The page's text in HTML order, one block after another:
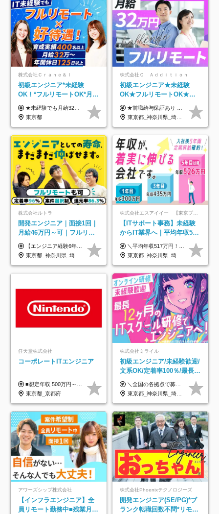
株式会社Ｃｒａｎｅ＆Ｉ
初級エンジニア*未経験
OK！*フルリモートOK*月給
32万～*残業月9.8h*1ヶ月の
研修*資格取得率100％
★未経験でも月給32万円スタート★ 月収32万円～35万円＋各種手当（資格手当だけで毎月15万の上乗せ実績あり！） ★資格手当豊富！1資格につき最大3万円支給 ★功績手当の導入で、毎月のお給与に上乗せで最大10万円支給している社員も！ ★1回の昇級で年収数十万UPも可 ★ゆくゆくは年収1000万以上も目指せる 年俸384万円～1,162万8,000円（12分割） ※経験・スキルを考慮の上決定します ※上記金額には固定残業代（月30h分・60,800円～66,500円）を含みます ※超過分は別途全額支給します ※試用期間2ヶ月間あり（その他待遇に差異はありません）
東京都
株式会社Ｃ Ａｄｄｉｔｉｏｎ
初級エンジニア★未経験
OK★フルリモートOK★月
給32万円～★残業月10h＆
年休120日以上★副業可
★前職給与保証あり ★月給32万円以上＋インセンティブあり 月給32万円以上＋インセンティブ＋各種手当 ※上記には固定残業代（月30時間・44,400円～）を含みます ※超過分は別途支給します ※試用期間はございません ★＼成果＝あなたの収入／★ 【1】案件単価ー8万円＝あなたの給与 参画したプロジェクトの案件単価から 一律8万円引いた金額があなたの給与です！ （月給例） ■1人称での構築・小規模な詳細設計 案件単価55万円ー8万円＝月給47万円（還元率85.5%） ■大型案件の設計・構築やプロジェクト管理 案件単価90万円ー8万円＝月給82万円（還元率91.1%） ‥‥‥‥‥‥‥‥‥‥‥‥‥‥‥‥‥‥ 【2】月給の他にも豊富なインセンティブあり 全員が月3～13万円のインセンティブをゲットしています！ ≪インセンティブ制度≫ 稼働している現場で増員・交代が発生し、 当社の人員を配属が決定した際に支給。 ◇C Addition正社員が参画 ：実粗利の10%／毎月 ◇協力会社所属の社員が参画：実粗利の30%／毎月 ≪リファラル制度≫ あなたの知り合いが当社のメンバーになった際に、 毎月1人あたり2万円支給します◎ ‥‥‥‥‥‥‥‥‥‥‥‥‥‥‥‥‥‥
東京都_神奈川県_埼玉県_千葉県_大阪府_愛知県_北海道_青森県_岩手県_宮城県_秋田県_山形県_福島県_茨城県_栃木県_群馬県_新潟県_山梨県_長野県_富山県_石川県_福井県_静岡県_岐阜県_三重県_兵庫県_京都府_滋賀県_奈良県_和歌山県_広島県_岡山県_鳥取県_島根県_山口県_徳島県_香川県_愛媛県_高知県_福岡県_熊本県_佐賀県_長崎県_大分県_宮崎県_鹿児島県_沖縄県
株式会社ルトラ
開発エンジニア｜面接1回｜
月給46万円～可｜フルリモ
ートも可｜案件選択制｜定
着率96％以上｜副業OK｜住
宅手当
【エンジニア経験6年以上の方】 月給46万円～100万円（固定残業代含む） ※上記月給には月30時間分の固定残業代（月8万7,400円～月19万円）を含む。超過分は全額支給。 【エンジニア経験4年以上の方】 月給42万円～100万円（固定残業代含む） ※上記月給には月30時間分の固定残業代（月7万9,800円～月19万円）を含む。超過分は全額支給。 【エンジニア経験4年未満の方】 月給38万円～100万円（固定残業代含む） ※上記月給には月30時間分の固定残業代（月7万2,200円～月19万円）を含む。超過分は全額支給。 ※経験、スキル、前職給与などを踏まえて決定。 ◆ルトラの給与制度のポイント！◆ ・社員の95%が入社時に年収UP！最高で300万円UPの実績も ・平均還元率86.3%（交通費・住宅手当・会社負担分の社保も含む） ・人柄やポテンシャルを評価し、スキル以上の希望年収を提示することも ・退職金制度やリファラル手当（平均50万円）あり
東京都_神奈川県_埼玉県_千葉県_大阪府_愛知県_北海道_青森県_岩手県_宮城県_秋田県_山形県_福島県_茨城県_栃木県_群馬県_新潟県_山梨県_長野県_富山県_石川県_福井県_静岡県_岐阜県_三重県_兵庫県_京都府_滋賀県_奈良県_和歌山県_広島県_岡山県_鳥取県_島根県_山口県_徳島県_香川県_愛媛県_高知県_福岡県_熊本県_佐賀県_長崎県_大分県_宮崎県_鹿児島県_沖縄県
株式会社エスアイイー 【東京プロマーケット上場】
【ITサポート事務】未経験
からIT業界へ｜平均年収517
万円｜ホワイト企業認定｜
年休134日｜リモートOK
＼平均年収517万円！入社5年目まで毎年必ず昇給／ ■賞与年3回 ■年収800万円以上も可 ■入社3年以上の平均年収469.2万円 月給23万2000円以上＋賞与年3回＋各種手当 ☆入社5年目まで最大1万5000円の定期昇給を確約 ┃各種手当充実 ・規定の資格を取得すれば、2000円～5万円を毎月支給（2万4000円～60万円／年） ・研修中に取得した取得率95％の資格でも研修後の給料UP ※月給は年齢・経験・能力を考慮して、優遇いたします ※上記月給金額は固定残業代（20時間/3万1300円円以上）を含み、超過分は別途支給いたします ※試用期間（6ヶ月）は月給に変動はありますが、その他待遇に差異はありません ├入社後1ヶ月～3ヶ月間は、月給20万1900円となります └上記金額は固定残業代（10時間／1万6000円）を含み、超過分は別途支給いたします
東京都_神奈川県_埼玉県_千葉県_大阪府_愛知県_北海道_青森県_岩手県_宮城県_秋田県_山形県_福島県_茨城県_栃木県_群馬県_新潟県_山梨県_長野県_富山県_石川県_福井県_静岡県_岐阜県_三重県_兵庫県_京都府_滋賀県_奈良県_和歌山県_広島県_岡山県_鳥取県_島根県_山口県_徳島県_香川県_愛媛県_高知県_福岡県_熊本県_佐賀県_長崎県_大分県_宮崎県_鹿児島県_沖縄県
任天堂株式会社
コーポレートITエンジニア
■想定年収 500万円～900万円 月給制 月給278,000円～ ※残業が発生した場合、残業代を別途全額支給します ※試用期間2ヶ月あり(待遇や給与に差異はありません)
東京都_京都府
株式会社ミライル
初級エンジニア/未経験歓迎/
文系OK/定着率100％/最長1
年の自社ITスクール研修あ
り/年休130日
＼全国の各拠点で募集中！／ 給与は以下の通り、勤務地により異なります。 札幌：月給23万円～27万円 仙台：月給22万円～26万円 新潟：月給22万円～26万円 東京：月給26万円～30万円 大阪：月給24万円～29万円 福岡：月給23.5万円～27万円 沖縄：月給21万円～26万円 ◎給与は知識や経験を考慮して決定します。 ◎残業は別途全額支給します。 ◎試用期間12カ月あり（給与は以下の通りです。その他条件に変更はありません） （試用期間の給与） 札幌：月給18.6万円～ 仙台：月給19万円～ 新潟：月給18万円～ 東京：月給22万円～ 大阪：月給20.8万円～ 福岡：月給19万円～ 沖縄：月給18万円～
東京都_神奈川県_埼玉県_千葉県_大阪府_愛知県_北海道_青森県_岩手県_宮城県_秋田県_山形県_福島県_茨城県_栃木県_群馬県_新潟県_山梨県_長野県_富山県_石川県_福井県_静岡県_岐阜県_三重県_兵庫県_京都府_滋賀県_奈良県_和歌山県_広島県_岡山県_鳥取県_島根県_山口県_徳島県_香川県_愛媛県_高知県_福岡県_熊本県_佐賀県_長崎県_大分県_宮崎県_鹿児島県_沖縄県
アワーズシップ株式会社
【インフラエンジニア】全
員リモート勤務中■残業月
株式会社Phoenixテクノロジーズ
開発エンジニア(SE/PG)*ブ
ランク転職回数不問*リモー